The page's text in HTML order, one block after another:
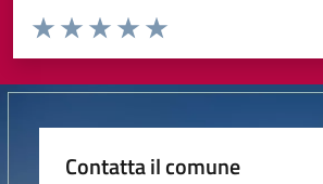
Valuta da 1 a 5 stelle la pagina
Valuta 5 stelle su 5
Valuta 4 stelle su 5
Valuta 3 stelle su 5
Valuta 2 stelle su 5
Valuta 1 stelle su 5
Contatta il comune